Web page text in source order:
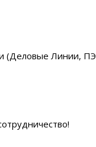
(Деловые Линии,